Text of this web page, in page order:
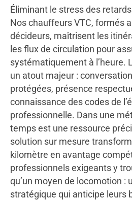
Éliminant le stress des
Nos chauffeurs VTC, formés
décideurs, maîtrisent les
les flux de circulation pour
systématiquement à l’heure.
un atout majeur :
protégées, présence
connaissance des codes de
professionnelle. Dans une
temps est une ressource
solution sur mesure
kilomètre en avantage
professionnels exigeants y
qu’un moyen de locomotion :
stratégique qui anticipe leurs